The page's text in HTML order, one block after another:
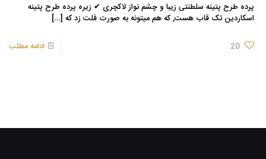
پرده طرح پتینه سلطنتی زیبا و چشم نواز لاکچری ✔ زیره پرده طرح پتینه
اسکاردین تک قاب هست, که هم میتونه به صورت فلت زد که […]
20 ادامه مطلب